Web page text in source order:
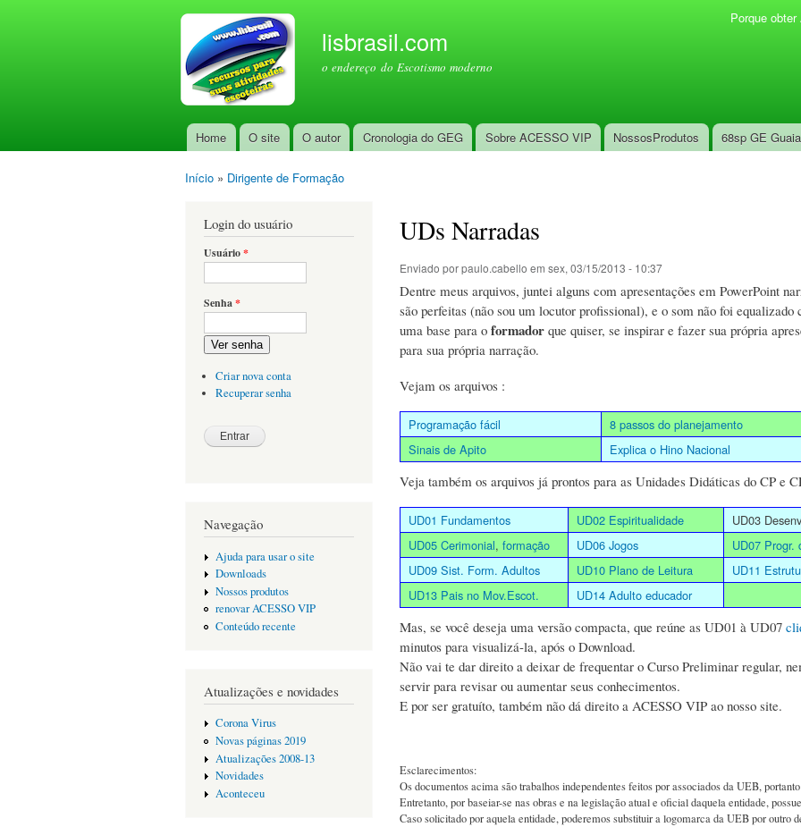
lisbrasil.com
o endereço do Escotismo moderno
Menu principal
Home O site O autor Cronologia do GEG Sobre ACESSO VIP NossosProdutos 68sp GE
Porque
Início » Dirigente de Formação
Login do usuário
Usuário*
Senha*
Ver senha
Criar nova conta
Recuperar senha
Navegação
Ajuda para usar o site
Downloads
Nossos produtos
renovar ACESSO VIP
Conteúdo recente
Atualizações e novidades
Corona Virus
Novas páginas 2019
Atualizações 2008-13
Novidades
Aconteceu
UDs Narradas
Enviado porpaulo.cabello em sex, 03/15/2013 - 10:37
Dentre meus arquivos, juntei alguns com apresentações em PowerPoint
são perfeitas (não sou um locutor profissional), e o som não foi equalizado
uma base para o formador que quiser, se inspirar e fazer sua própria
para sua própria narração.
Vejam os arquivos :
Programação fácil 8 passos do planejamento
Sinais de Apito
Explica o Hino Nacional
Veja também os arquivos já prontos para as Unidades Didáticas do CP e
UD01 Fundamentos UD02 Espiritualidade UD03
UD05 Cerimonial, formação UD06 Jogos UD07 Progr.
UD09 Sist. Form. Adultos
UD10 Plano de Leitura UD11
UD13 Pais no Mov.Escot.
UD14 Adulto educador
Mas, se você deseja uma versão compacta, que reúne as UD01 à UD07
minutos para visualizá-la, após o Download.
Não vai te dar direito a deixar de frequentar o Curso Preliminar regular,
servir para revisar ou aumentar seus conhecimentos.
E por ser gratuíto, também não dá direito a ACESSO VIP ao nosso site.
Esclarecimentos:
Os documentos acima são trabalhos independentes feitos por associados da UEB,
Entretanto, por baseiar-se nas obras e na legislação atual e oficial daquela entidade,
Caso solicitado por aquela entidade, poderemos substituir a logomarca da UEB por outro